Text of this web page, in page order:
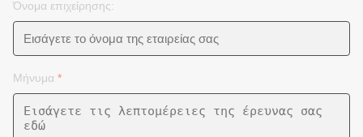
Όνομα επιχείρησης:
Μήνυμα *